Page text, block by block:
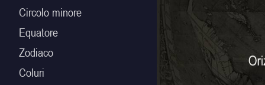
Circolo minore
Equatore
Zodiaco
Coluri